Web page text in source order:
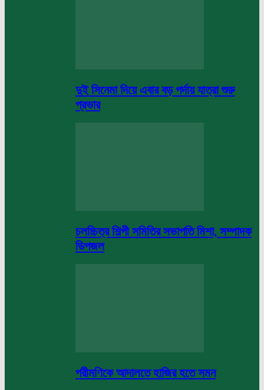
দুই সিনেমা দিয়ে এবার বড় পর্দায় যাত্রা শুরু
প্রভার
চলচ্চিত্র শিল্পী সমিতির সভাপতি মিশা, সম্পাদক
ডিপজল
পরীমণিকে আদালতে হাজির হতে সমন